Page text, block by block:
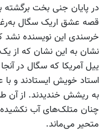
در پایان جنی بخت برگشته
قصه عشق اریک سگال
خرسندی این نویسنده نشد
نشان به این نشان که از
ییل آمریکا که سگال‌ در
استاد خویش ایستادند و
به ریشش خندیدند. از آن
چنان متلک‌های آب
متحیر می‌ماند.